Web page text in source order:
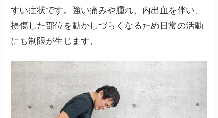
すい症状です。強い痛みや腫れ、内出血を伴い、
損傷した部位を動かしづらくなるため日常の活動
にも制限が生じます。